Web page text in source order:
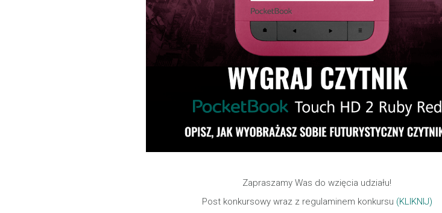
Zapraszamy Was do wzięcia udziału!
Post konkursowy wraz z regulaminem konkursu (KLIKNIJ)